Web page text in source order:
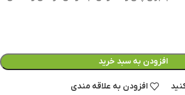
افزودن به سبد خرید
افزودن به علاقه مندی